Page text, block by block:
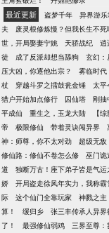
最近更新 盗梦千年 异界游
夫
废灵根修炼慢？但我长生不死
世，开局娶妻宁姚
天骄战纪 逍
徒
成了反派却想当舔狗 玄幻：
压大凶，你逐他出宗？
雾临时代
杖
穿越斗罗之擂鼓瓮金锤 太平
猎户开始加点修行
囚仙塔 刚抽
平成仙
重生之，玉龙大陆 【
帝
极限修仙 带着灵诀闯异界
神：师尊，你不太对劲
超级无敌
修仙路：修仙不卷怎么修
巫门诡
道
独断万古！座下弟子皆是气运
娇
开局盗走徐凤年实力，我称霸
际
这个仙门全靠玩家 神戮之主
算！
缓归乡 张三丰传承人异界
了！
最强修仙弱鸡 三界至尊